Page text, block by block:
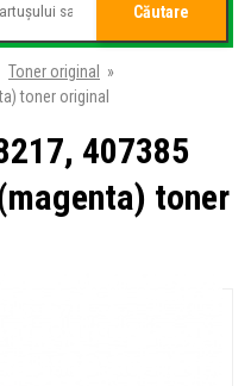
Căutare
Toner original
»
toner original
407385
toner